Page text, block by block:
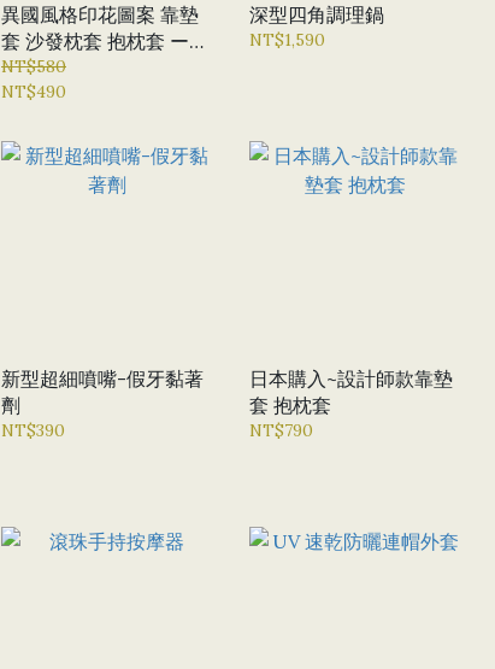
異國風格印花圖案 靠墊
套 沙發枕套 抱枕套 ー不
含枕心
NT$580
NT$490
深型四角調理鍋
NT$1,590
新型超細噴嘴-假牙黏著
劑
NT$390
日本購入~設計師款靠墊
套 抱枕套
NT$790